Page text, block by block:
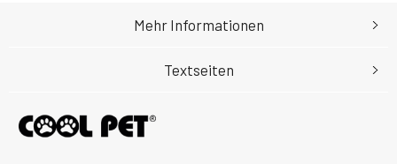
Mehr Informationen
Textseiten